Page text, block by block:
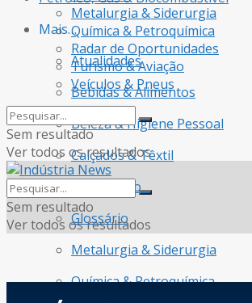
Mais…
Atualidades
Bebidas & Alimentos
Beleza & Higiene Pessoal
Calçados & Têxtil
Construção
Glossário
Metalurgia & Siderurgia
Química & Petroquímica
Metalurgia & Siderurgia
Química & Petroquímica
Radar de Oportunidades
Turismo & Aviação
Veículos & Pneus
Sem resultado
Ver todos os resultados
Sem resultado
Ver todos os resultados